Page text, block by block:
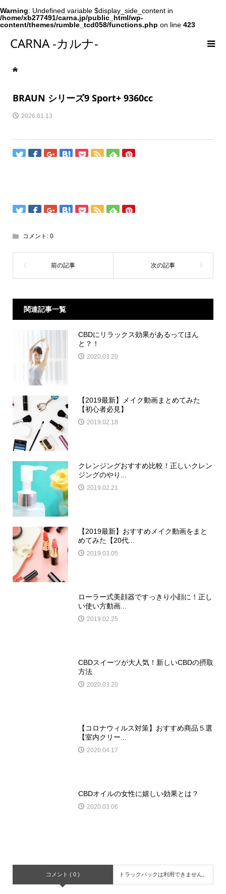
Warning: Undefined variable $display_side_content in
/home/xb277491/carna.jp/public_html/wp-
content/themes/rumble_tcd058/functions.php on line 423
CARNA -カルナ-
BRAUN シリーズ9 Sport+ 9360cc
2026.01.13
コメント: 0
関連記事一覧
CBDにリラックス効果があるってほん
と？！
2020.03.20
【2019最新】メイク動画まとめてみた
【初心者必見】
2019.02.18
クレンジングおすすめ比較！正しいクレン
ジングのやり...
2019.02.21
【2019最新】おすすめメイク動画をまと
めてみた【20代...
2019.03.05
ローラー式美顔器ですっきり小顔に！正し
い使い方動画...
2019.02.25
CBDスイーツが大人気！新しいCBDの摂取
方法
2020.03.20
【コロナウィルス対策】おすすめ商品５選
【室内クリー...
2020.04.17
CBDオイルの女性に嬉しい効果とは？
2020.03.06
コメント ( 0 ) トラックバックは利用できません。